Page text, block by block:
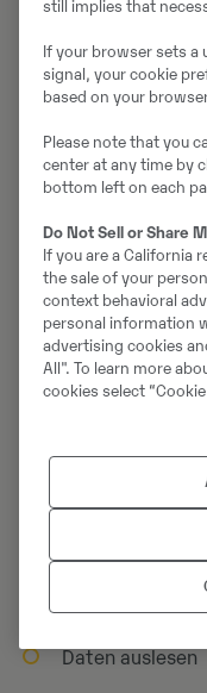
hilft, Ressourcen
Maschinenparks zu
Wie
ist der
Einbau?
Die „Plug-and-Play“
Installation ohne
oder
Die erforderlichen
Anschließen
Registrierung
Daten auslesen
still implies that
If your browser sets a
signal, your cookie
based on your
Please note that you
center at any time by
bottom left on each
Do Not Sell or Share
If you are a California
the sale of your
context behavioral
personal information
advertising cookies
All". To learn more
cookies select